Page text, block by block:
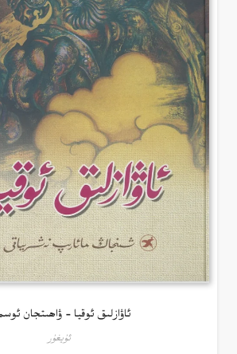
ئاۋازلىق ئوقيا – ۋاھىتجان
ئۇيغۇر